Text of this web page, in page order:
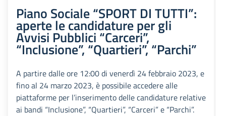
Piano Sociale “SPORT DI TUTTI”:
aperte le candidature per gli
Avvisi Pubblici “Carceri”,
“Inclusione”, “Quartieri”, “Parchi”
A partire dalle ore 12:00 di venerdì 24 febbraio 2023, e
fino al 24 marzo 2023, è possibile accedere alle
piattaforme per l’inserimento delle candidature relative
ai bandi “Inclusione”, “Quartieri”, “Carceri” e “Parchi”.